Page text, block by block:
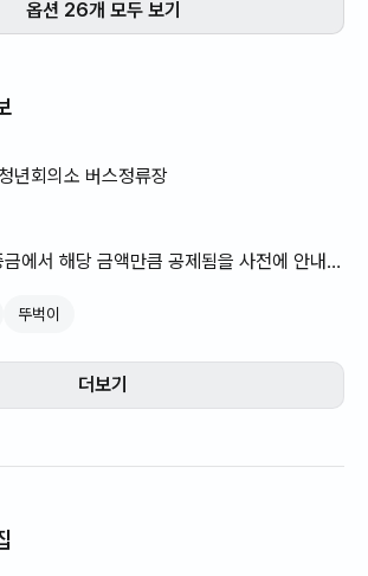
옵션 26개 모두 보기
년회의소 버스정류장
에서 해당 금액만큼 공제됨을 사전에 안내
고가시거나 객실을 지나치게 오염시킬시 청소
새벽 시간까지 가동됩니다.
위해 객실에는 전기장판이 함께 제공됩니다.
뚜벅이
더보기